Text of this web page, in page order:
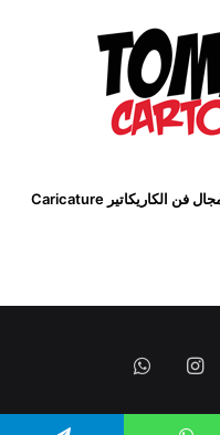
- موقع إلكتروني متخصص في مجال فن الكاريكاتير Caricature
انستقرامواتساب